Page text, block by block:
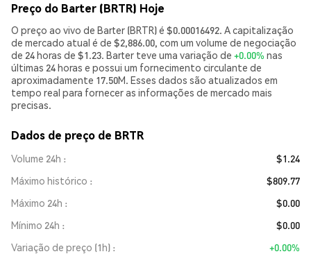
Preço do Barter (BRTR) Hoje
O preço ao vivo de Barter (BRTR) é $0.00016492. A capitalização
de mercado atual é de $2,886.00, com um volume de negociação
de 24 horas de $1.23. Barter teve uma variação de +0.00% nas
últimas 24 horas e possui um fornecimento circulante de
aproximadamente 17.50M. Esses dados são atualizados em
tempo real para fornecer as informações de mercado mais
precisas.
Dados de preço de BRTR
Volume 24h
$1.24
Máximo histórico
$809.77
Máximo 24h
$0.00
Mínimo 24h
$0.00
Variação de preço (1h)
+0.00%